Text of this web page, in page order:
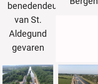
benedendeuren
van St.
Aldegund
gevaren